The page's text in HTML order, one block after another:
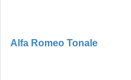
Alfa Romeo Tonale